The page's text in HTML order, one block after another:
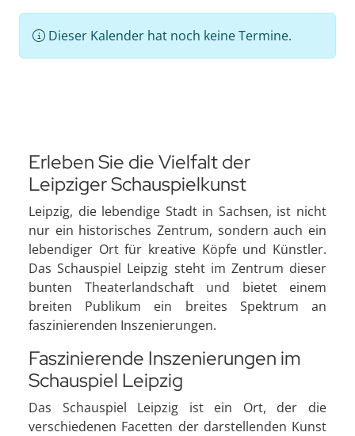
Dieser Kalender hat noch keine Termine.
Erleben Sie die Vielfalt der
Leipziger Schauspielkunst
Leipzig, die lebendige Stadt in Sachsen, ist nicht
nur ein historisches Zentrum, sondern auch ein
lebendiger Ort für kreative Köpfe und Künstler.
Das Schauspiel Leipzig steht im Zentrum dieser
bunten Theaterlandschaft und bietet einem
breiten Publikum ein breites Spektrum an
faszinierenden Inszenierungen.
Faszinierende Inszenierungen im
Schauspiel Leipzig
Das Schauspiel Leipzig ist ein Ort, der die
verschiedenen Facetten der darstellenden Kunst